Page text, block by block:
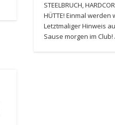
STEELBRUCH,
HÜTTE! Einmal werden
Letztmaliger Hinweis
Sause morgen im Club!